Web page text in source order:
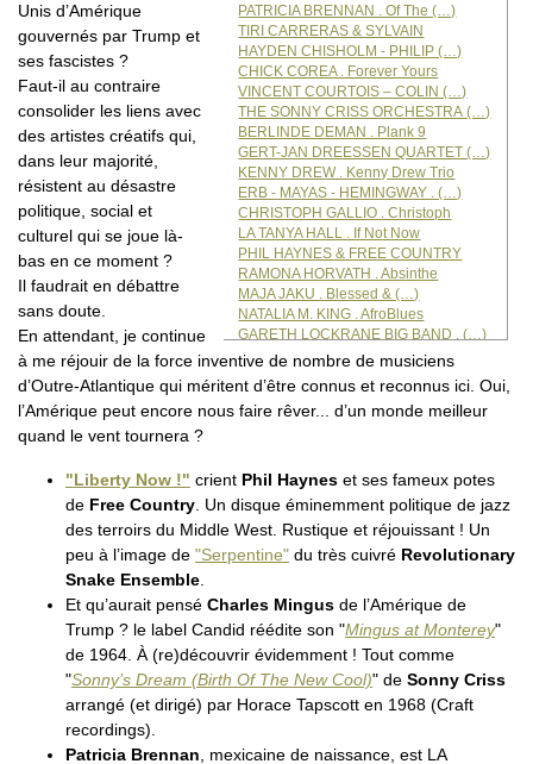
PATRICIA BRENNAN . Of The (…)
TIRI CARRERAS & SYLVAIN
HAYDEN CHISHOLM - PHILIP (…)
CHICK COREA . Forever Yours
VINCENT COURTOIS – COLIN (…)
THE SONNY CRISS ORCHESTRA (…)
BERLINDE DEMAN . Plank 9
GERT-JAN DREESSEN QUARTET (…)
KENNY DREW . Kenny Drew Trio
ERB - MAYAS - HEMINGWAY . (…)
CHRISTOPH GALLIO . Christoph
LA TANYA HALL . If Not Now
PHIL HAYNES & FREE COUNTRY
RAMONA HORVATH . Absinthe
MAJA JAKU . Blessed & (…)
NATALIA M. KING . AfroBlues
GARETH LOCKRANE BIG BAND . (…)
LOVERS - LINDA OLÁH & (…)
LUNI DUO . Lumières doubles
CHARLES MINGUS . Mingus at (…)
TED PILTZECKER . Peace Vibes
REVOLUTIONARY SNAKE ENSEMBLE
CHARLIE ROUSE BAND . Cinnamon
LAURA ANN SINGH . Mean Reds
ANTHONY STANCO . In The (…)
MARIA VALENCIA - MATT MORAN -
BUGGE WESSELTOFT . it’s (…)
Unis d’Amérique
gouvernés par Trump et
ses fascistes ?
Faut-il au contraire
consolider les liens avec
des artistes créatifs qui,
dans leur majorité,
résistent au désastre
politique, social et
culturel qui se joue là-
bas en ce moment ?
Il faudrait en débattre
sans doute.
En attendant, je continue
à me réjouir de la force inventive de nombre de musiciens
d’Outre-Atlantique qui méritent d’être connus et reconnus ici. Oui,
l’Amérique peut encore nous faire rêver... d’un monde meilleur
quand le vent tournera ?
"Liberty Now !" crient Phil Haynes et ses fameux potes
de Free Country . Un disque éminemment politique de jazz
des terroirs du Middle West. Rustique et réjouissant ! Un
peu à l’image de "Serpentine" du très cuivré Revolutionary
Snake Ensemble
Et qu’aurait pensé Charles Mingus de l’Amérique de
Trump ? le label Candid réédite son "Mingus at Monterey"
de 1964. À (re)découvrir évidemment ! Tout comme
"Sonny’s Dream (Birth Of The New Cool)" de Sonny Criss
arrangé (et dirigé) par Horace Tapscott en 1968 (Craft
recordings).
Patricia Brennan , mexicaine de naissance, est LA